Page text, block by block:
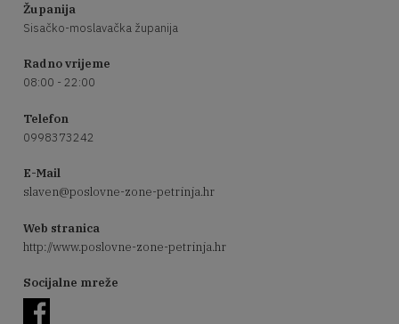
Županija
Sisačko-moslavačka županija
Radno vrijeme
08:00 - 22:00
Telefon
0998373242
E-Mail
slaven@poslovne-zone-petrinja.hr
Web stranica
http://www.poslovne-zone-petrinja.hr
Socijalne mreže